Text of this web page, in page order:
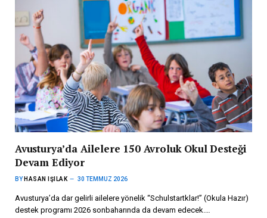
Avusturya’da Ailelere 150 Avroluk Okul Desteği
Devam Ediyor
BY HASAN IŞILAK 30 TEMMUZ 2026
Avusturya’da dar gelirli ailelere yönelik “Schulstartklar!” (Okula Hazır)
destek programı 2026 sonbaharında da devam edecek.…